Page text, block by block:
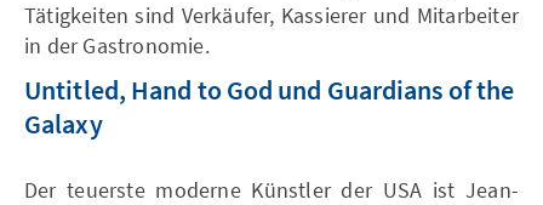
Tätigkeiten sind Verkäufer, Kassierer und Mitarbeiter
in der Gastronomie.
Untitled, Hand to God und Guardians of the
Galaxy
Der teuerste moderne Künstler der USA ist Jean-